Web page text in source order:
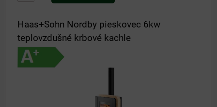
Haas+Sohn Nordby pieskovec 6kw
teplovzdušné krbové kachle